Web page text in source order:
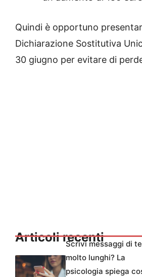
Quindi è opportuno
Dichiarazione Sostitutiva
30 giugno per evitare di
Articoli recenti
Scrivi messaggi di
molto lunghi? La
psicologia spiega